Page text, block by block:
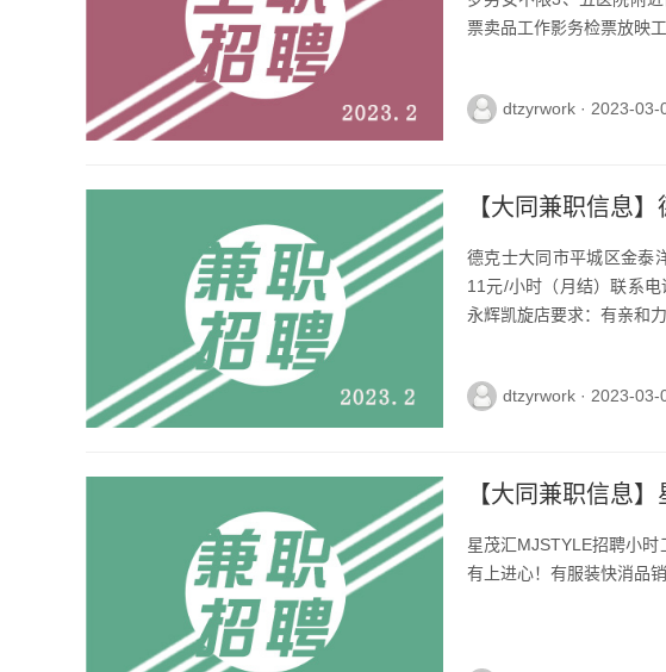
票卖品工作影务检票放映
dtzyrwork · 2023-03-
【大同兼职信息
德克士大同市平城区金泰
11元/小时（月结）联系
永辉凯旋店要求：有亲和
dtzyrwork · 2023-03-
【大同兼职信息
星茂汇MJSTYLE招聘小时
有上进心！有服装快消品